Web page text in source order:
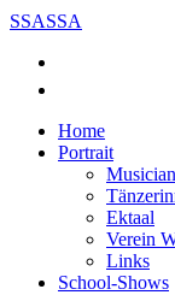
SSASSA
Home
Portrait
Ektaal
Verein
Links
School-Shows